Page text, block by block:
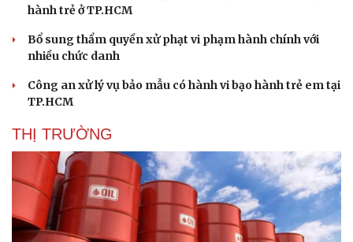
hành trẻ ở TP.HCM
Bổ sung thẩm quyền xử phạt vi phạm hành chính với
nhiều chức danh
Công an xử lý vụ bảo mẫu có hành vi bạo hành trẻ em tại
TP.HCM
THỊ TRƯỜNG